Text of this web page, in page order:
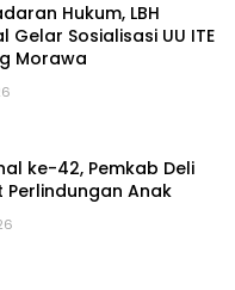
Hukum, LBH
Sosialisasi UU ITE
Morawa
ke-42, Pemkab Deli
Perlindungan Anak